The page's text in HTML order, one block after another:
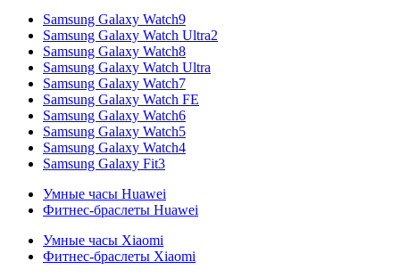
Samsung Galaxy Watch9
Samsung Galaxy Watch Ultra2
Samsung Galaxy Watch8
Samsung Galaxy Watch Ultra
Samsung Galaxy Watch7
Samsung Galaxy Watch FE
Samsung Galaxy Watch6
Samsung Galaxy Watch5
Samsung Galaxy Watch4
Samsung Galaxy Fit3
Умные часы Huawei
Фитнес-браслеты Huawei
Умные часы Xiaomi
Фитнес-браслеты Xiaomi